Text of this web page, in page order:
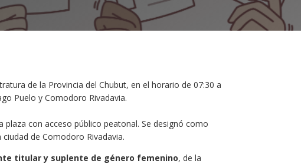
de la Provincia del Chubut, en el horario de 07:30 a
Puelo y Comodoro Rivadavia.
plaza con acceso público peatonal. Se designó como
de Comodoro Rivadavia.
titular y suplente de género femenino, de la